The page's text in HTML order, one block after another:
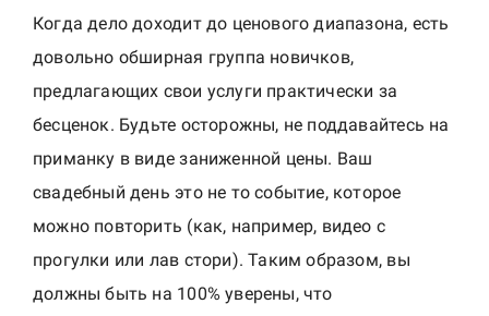
Когда дело доходит до ценового диапазона, есть
довольно обширная группа новичков,
предлагающих свои услуги практически за
бесценок. Будьте осторожны, не поддавайтесь на
приманку в виде заниженной цены. Ваш
свадебный день это не то событие, которое
можно повторить (как, например, видео с
прогулки или лав стори). Таким образом, вы
должны быть на 100% уверены, что